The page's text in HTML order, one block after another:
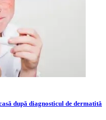
după diagnosticul de dermatită